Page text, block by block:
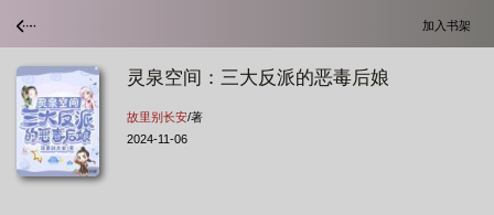
加入书架
灵泉空间：三大反派的恶毒后娘
故里别长安/著
2024-11-06